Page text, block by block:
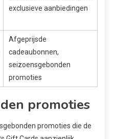
exclusieve aanbiedingen
Afgeprijsde
cadeaubonnen,
seizoensgebonden
promoties
promoties
promoties die de